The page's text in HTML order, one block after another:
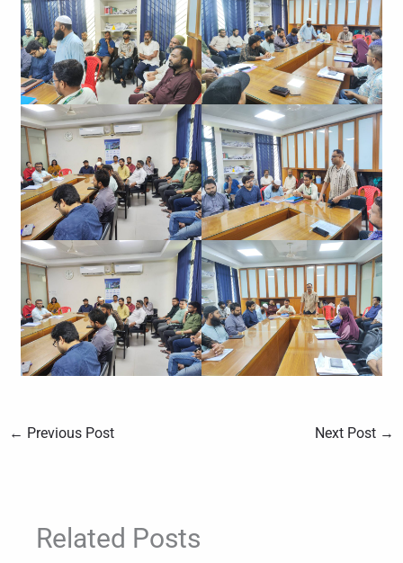
← Previous Post Next Post →
Related Posts